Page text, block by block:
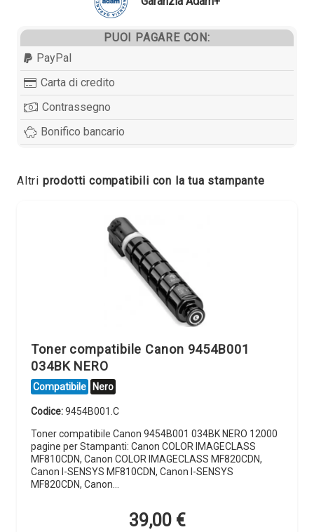
PUOI PAGARE CON:
PayPal
Carta di credito
Contrassegno
Bonifico bancario
Altri prodotti compatibili con la tua stampante
Toner compatibile Canon 9454B001
034BK NERO
Compatibile Nero
Codice:9454B001.C
Toner compatibile Canon 9454B001 034BK NERO 12000
pagine per Stampanti: Canon COLOR IMAGECLASS
MF810CDN, Canon COLOR IMAGECLASS MF820CDN,
Canon I-SENSYS MF810CDN, Canon I-SENSYS
MF820CDN, Canon…
39,00 €